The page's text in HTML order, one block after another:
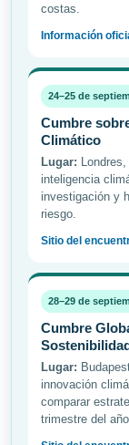
costas.
Información
24–25 de
Cumbre
Climático
Lugar:
inteligencia
investigación y
riesgo.
Sitio del
28–29 de
Cumbre
Lugar:
innovación
comparar
trimestre del